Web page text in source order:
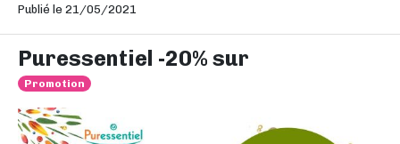
Publié le 21/05/2021
Puressentiel -20% sur
Promotion